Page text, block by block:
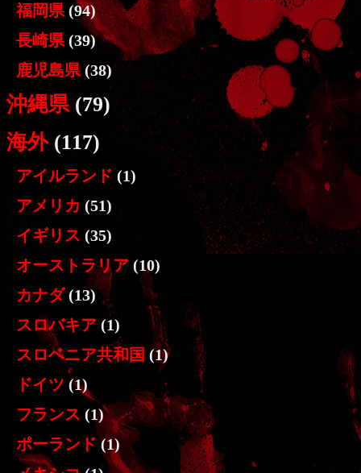
福岡県 (94)
長崎県 (39)
鹿児島県 (38)
沖縄県(79)
海外(117)
アイルランド (1)
アメリカ (51)
イギリス (35)
オーストラリア (10)
カナダ(13)
スロバキア (1)
スロベニア共和国 (1)
ドイツ (1)
フランス (1)
ポーランド(1)